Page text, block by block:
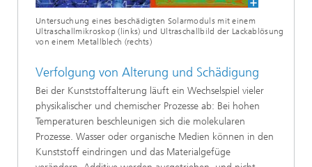
Untersuchung eines beschädigten Solarmoduls mit einem
Ultraschallmikroskop (links) und Ultraschallbild der Lackablösung
von einem Metallblech (rechts)
Verfolgung von Alterung und Schädigung
Bei der Kunststoffalterung läuft ein Wechselspiel vieler
physikalischer und chemischer Prozesse ab: Bei hohen
Temperaturen beschleunigen sich die molekularen
Prozesse. Wasser oder organische Medien können in den
Kunststoff eindringen und das Materialgefüge